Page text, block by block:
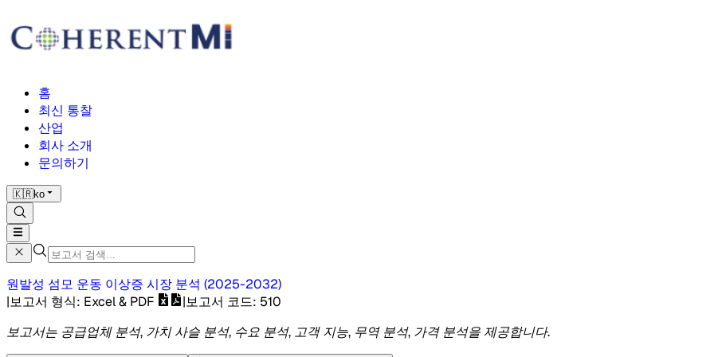
홈
최신 통찰
산업
회사 소개
문의하기
🇰🇷ko
원발성 섬모 운동 이상증 시장 분석 (2025-2032)
|보고서 형식: Excel & PDF |보고서 코드: 510
보고서는 공급업체 분석, 가치 사슬 분석, 수요 분석, 고객 지능, 무역 분석, 가격 분석을 제공합니다.